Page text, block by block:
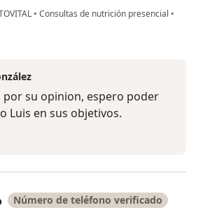
• Consultas de nutrición presencial •
Flores
por su opinion, espero poder
Luis en sus objetivos.
Número de teléfono verificado